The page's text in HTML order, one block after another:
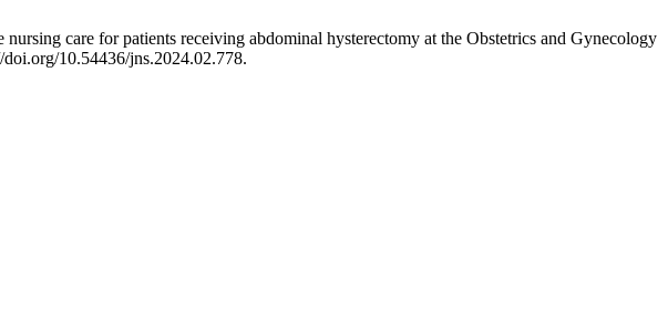
care for patients receiving abdominal hysterectomy at the Obstetrics and Gynecology
10.54436/jns.2024.02.778.